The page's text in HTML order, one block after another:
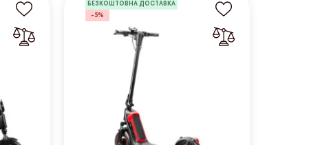
БЕЗКОШТОВНА ДОСТАВКА
-5%